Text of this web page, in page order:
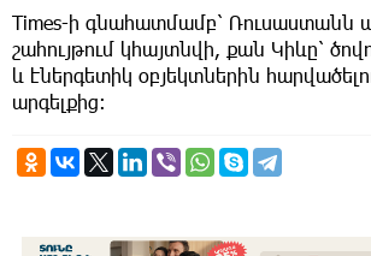
Times-ի գնահատմամբ՝ Ռուսաստանն
շահույթում կհայտնվի, քան Կիևը՝
և էներգետիկ օբյեկտներին
արգելքից: